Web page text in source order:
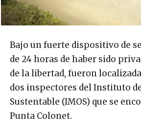
Bajo un fuerte dispositivo de
de 24 horas de haber sido
de la libertad, fueron
dos inspectores del Instituto
Sustentable (IMOS) que se
Punta Colonet.